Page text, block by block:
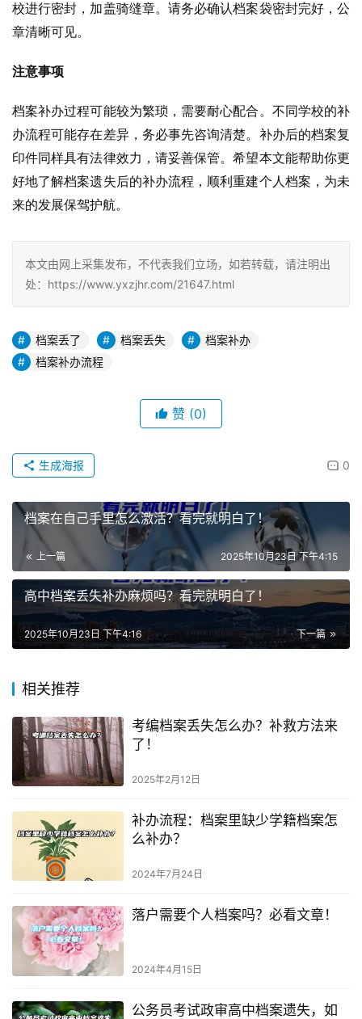
校进行密封，加盖骑缝章。请务必确认档案袋密封完好，公
章清晰可见。
注意事项
档案补办过程可能较为繁琐，需要耐心配合。不同学校的补
办流程可能存在差异，务必事先咨询清楚。补办后的档案复
印件同样具有法律效力，请妥善保管。希望本文能帮助你更
好地了解档案遗失后的补办流程，顺利重建个人档案，为未
来的发展保驾护航。
本文由网上采集发布，不代表我们立场，如若转载，请注明出
处：https://www.yxzjhr.com/21647.html
档案丢了 档案丢失
档案补办
档案补办流程
赞 (0)
0
生成海报
档案在自己手里怎么激活？看完就明白了！
上一篇 2025年10月23日 下午4:15
高中档案丢失补办麻烦吗？看完就明白了！
下一篇
2025年10月23日 下午4:16
相关推荐
考编档案丢失怎么办？补救方法来
了！
2025年2月12日
补办流程：档案里缺少学籍档案怎
么补办？
2024年7月24日
落户需要个人档案吗？必看文章！
2024年4月15日
公务员考试政审高中档案遗失，如